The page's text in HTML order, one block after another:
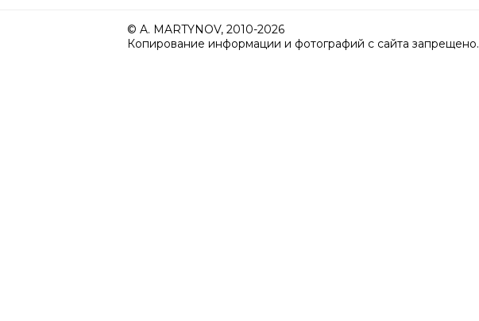
© A. MARTYNOV, 2010-2026
Копирование информации и фотографий с сайта запрещено.